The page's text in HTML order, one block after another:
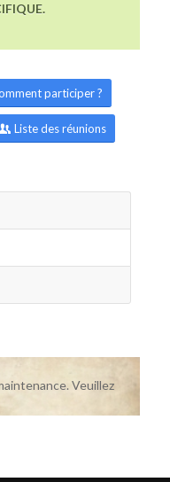
participer ?
Liste des réunions
Veuillez